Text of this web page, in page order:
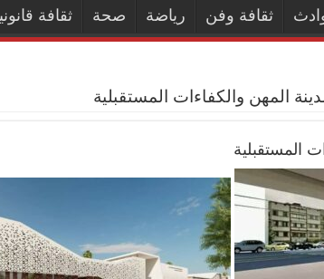
ثقافة وفن رياضة صحة ثقافة
المهن والكفاءات المستقبلية
المستقبلية